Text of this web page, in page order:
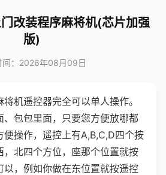
改装程序麻将机(芯片加强
版)
间：2026年08月09日
机遥控器完全可以单人操作。
、包包里面，只要您方便放哪都
便操作，遥控上有A,B,C,D四个按
，北四个方位，座那个位置就按
以，例如你做在东位置就按遥控